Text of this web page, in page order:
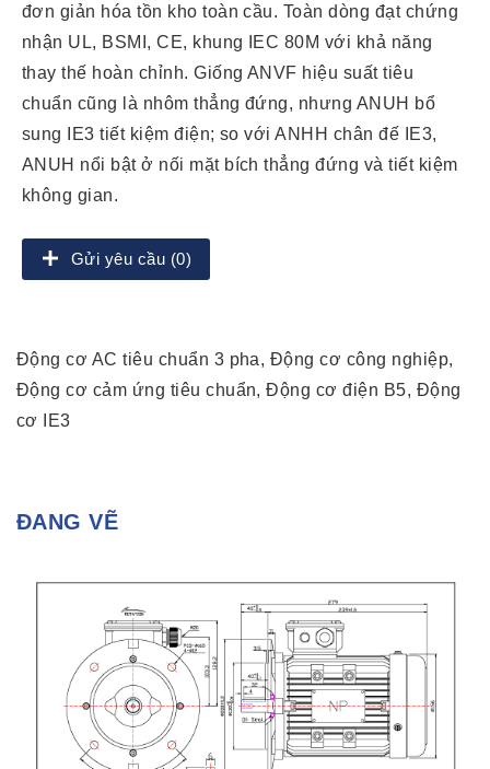
đơn giản hóa tồn kho toàn cầu. Toàn dòng đạt chứng
nhận UL, BSMI, CE, khung IEC 80M với khả năng
thay thế hoàn chỉnh. Giống ANVF hiệu suất tiêu
chuẩn cũng là nhôm thẳng đứng, nhưng ANUH bổ
sung IE3 tiết kiệm điện; so với ANHH chân đế IE3,
ANUH nổi bật ở nối mặt bích thẳng đứng và tiết kiệm
không gian.
Gửi yêu cầu (0)
Động cơ AC tiêu chuẩn 3 pha, Động cơ công nghiệp,
Động cơ cảm ứng tiêu chuẩn, Động cơ điện B5, Động
cơ IE3
ĐANG VẼ